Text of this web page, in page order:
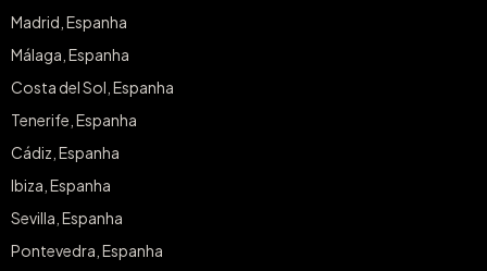
Madrid, Espanha
Málaga, Espanha
Costa del Sol, Espanha
Tenerife, Espanha
Cádiz, Espanha
Ibiza, Espanha
Sevilla, Espanha
Pontevedra, Espanha